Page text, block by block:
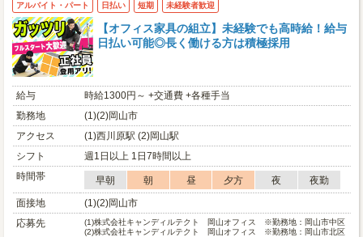
アルバイト・パート 日払い 短期 未経験者歓迎
【オフィス家具の組立】未経験でも高時給！給与
日払い可能◎長く働ける方は積極採用
給与
時給1300円～ +交通費 +各種手当
勤務地
(1)(2)岡山市
アクセス
(1)西川原駅 (2)岡山駅
シフト
週1日以上 1日7時間以上
時間帯
早朝 朝 昼 夕方 夜
夜勤
面接地
(1)(2)岡山市
応募先
(1)株式会社キャンディルテクト 岡山オフィス ※勤務地：岡山市中区
(2)株式会社キャンディルテクト 岡山オフィス ※勤務地：岡山市北区